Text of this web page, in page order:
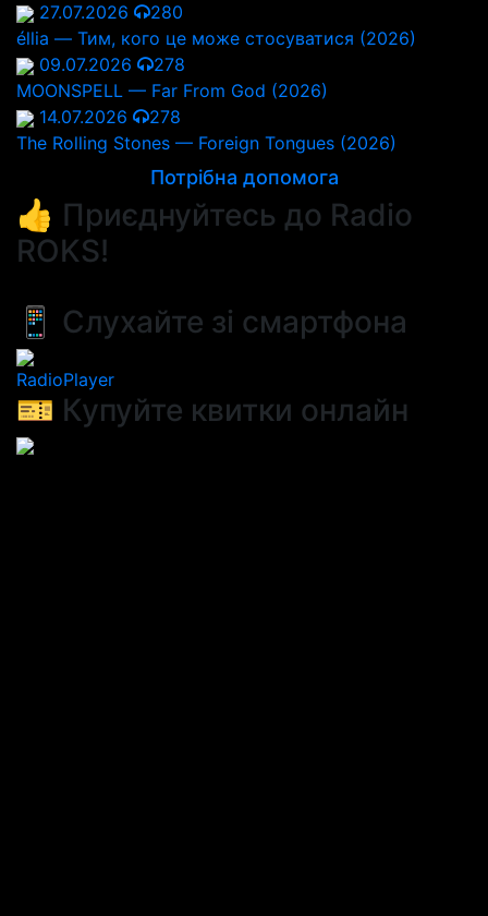
27.07.2026
280
éllia — Тим, кого це може стосуватися (2026)
09.07.2026
278
MOONSPELL — Far From God (2026)
14.07.2026
278
The Rolling Stones — Foreign Tongues (2026)
Потрібна допомога
👍 Приєднуйтесь до Radio
ROKS!
📱 Слухайте зі смартфона
RadioPlayer
🎫 Купуйте квитки онлайн